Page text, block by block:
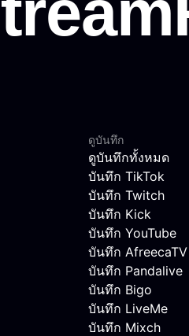
ดูบันทึก
ดูบันทึกทั้งหมด
บันทึก TikTok
บันทึก Twitch
บันทึก Kick
บันทึก YouTube
บันทึก AfreecaTV
บันทึก Pandalive
บันทึก Bigo
บันทึก LiveMe
บันทึก Mixch